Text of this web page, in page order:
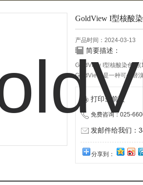
GoldView I型核酸
产品时间：2024-03-13
简要描述：
GoldView I型核酸染色剂
GoldViewⅠ是一种可代替
使用方法与之完全相同。
荧光。通过小鼠皮下注
（EB）是一种强致癌剂。
打印当前页
免费咨询：025-
发邮件给我们：
分享到：